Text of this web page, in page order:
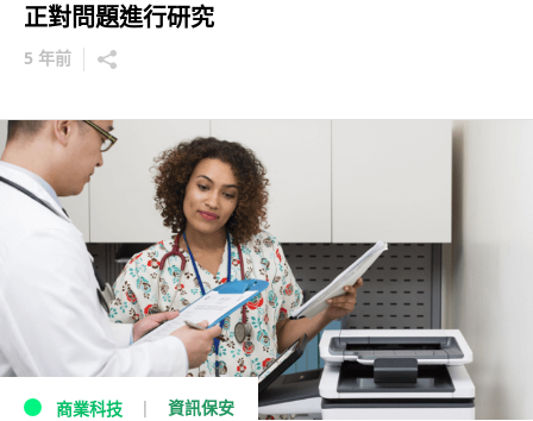
正對問題進行研究
5 年前
商業科技 資訊保安